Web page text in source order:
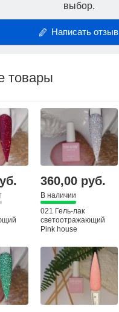
выбор.
Написать отзыв
товары
360,00 руб.
В наличии
021 Гель-лак
светоотражающий
Pink house